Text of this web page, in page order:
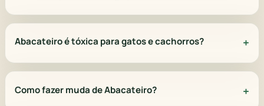
Abacateiro é tóxica para gatos e cachorros?
Como fazer muda de Abacateiro?